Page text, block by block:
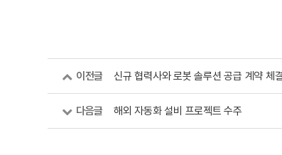
이전글 신규 협력사와 로봇 솔루션 공급 계약 체결
다음글 해외 자동화 설비 프로젝트 수주